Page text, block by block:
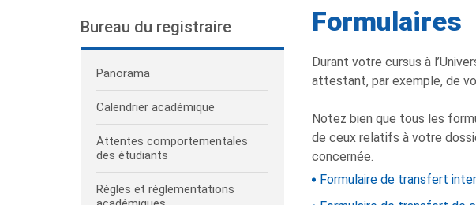
Bureau du registraire
Panorama
Calendrier académique
Attentes comportementales
des étudiants
Règles et règlementations
Formulaires
Durant votre cursus à
attestant, par exemple, de
Notez bien que tous les
de ceux relatifs à votre
concernée.
Formulaire de transfert